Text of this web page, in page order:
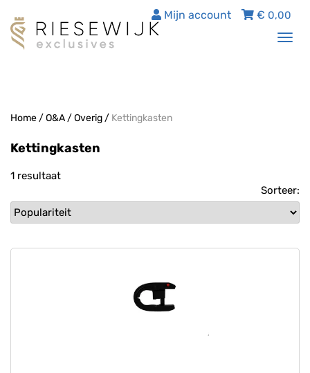
€ 0,00
Mijn account
Home/O&A/Overig/ Kettingkasten
Kettingkasten
1 resultaat
Sorteer: